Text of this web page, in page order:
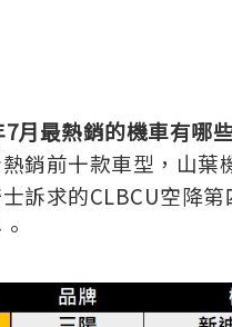
7月最熱銷的機車有哪
銷前十款車型，山葉
訴求的CLBCU空降